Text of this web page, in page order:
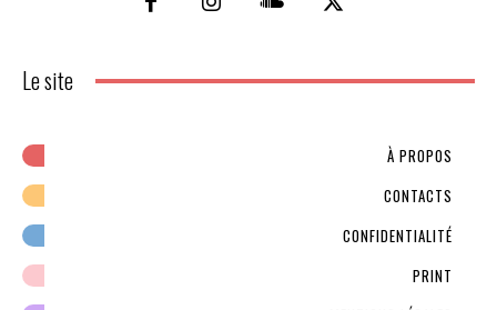
Le site
À PROPOS
CONTACTS
CONFIDENTIALITÉ
PRINT